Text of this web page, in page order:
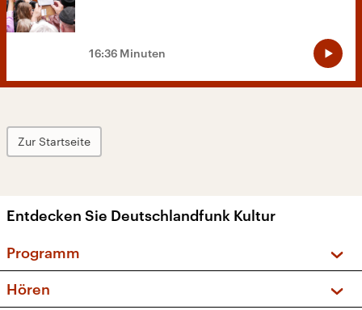
16:36 Minuten
Zur Startseite
Entdecken Sie Deutschlandfunk Kultur
Programm
Hören